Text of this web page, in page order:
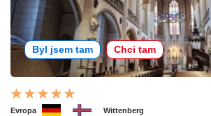
Byl jsem tam Chci tam
Evropa Wittenberg